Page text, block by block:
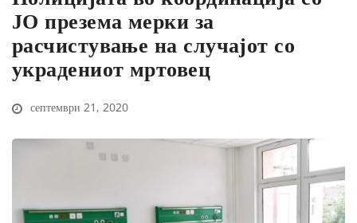
ЈО презема мерки за
расчистување на случајот со
украдениот мртовец
септември 21, 2020